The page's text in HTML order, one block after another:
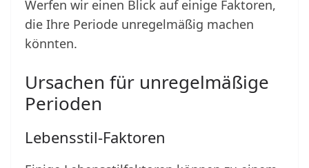
Werfen wir einen Blick auf einige Faktoren,
die Ihre Periode unregelmäßig machen
könnten.
Ursachen für unregelmäßige
Perioden
Lebensstil-Faktoren